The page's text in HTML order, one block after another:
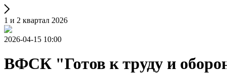
1 и 2 квартал 2026
2026-04-15 10:00
ВФСК "Готов к труду и